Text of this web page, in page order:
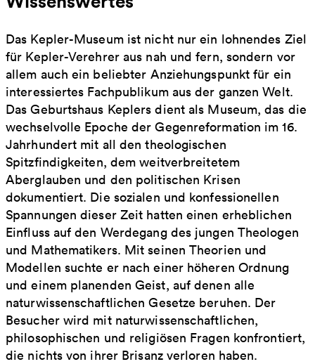
Das Kepler-Museum ist nicht nur ein lohnendes Ziel
für Kepler-Verehrer aus nah und fern, sondern vor
allem auch ein beliebter Anziehungspunkt für ein
interessiertes Fachpublikum aus der ganzen Welt.
Das Geburtshaus Keplers dient als Museum, das die
wechselvolle Epoche der Gegenreformation im 16.
Jahrhundert mit all den theologischen
Spitzfindigkeiten, dem weitverbreitetem
Aberglauben und den politischen Krisen
dokumentiert. Die sozialen und konfessionellen
Spannungen dieser Zeit hatten einen erheblichen
Einfluss auf den Werdegang des jungen Theologen
und Mathematikers. Mit seinen Theorien und
Modellen suchte er nach einer höheren Ordnung
und einem planenden Geist, auf denen alle
naturwissenschaftlichen Gesetze beruhen. Der
Besucher wird mit naturwissenschaftlichen,
philosophischen und religiösen Fragen konfrontiert,
die nichts von ihrer Brisanz verloren haben.